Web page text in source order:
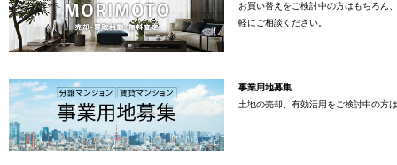
お買い替えをご検討中の方はもちろん
軽にご相談ください。
事業用地募集
土地の売却、有効活用をご検討中の方